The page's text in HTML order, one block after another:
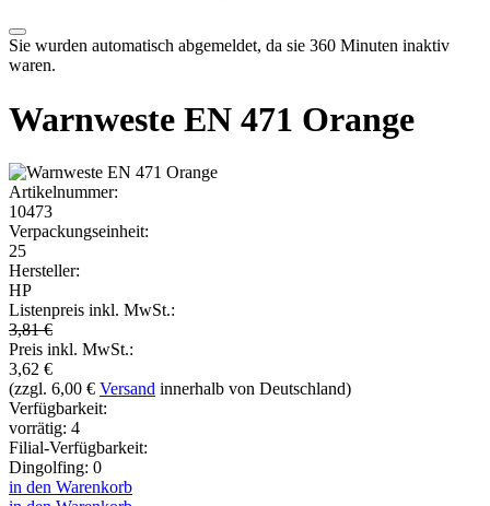
Sie wurden automatisch abgemeldet, da sie 360 Minuten inaktiv
waren.
Warnweste EN 471 Orange
Artikelnummer:
10473
Verpackungseinheit:
25
Hersteller:
HP
Listenpreis inkl. MwSt.:
3,81 €
Preis inkl. MwSt.:
3,62 €
(zzgl. 6,00 € Versand innerhalb von Deutschland)
Verfügbarkeit:
vorrätig: 4
Filial-Verfügbarkeit:
Dingolfing: 0
in den Warenkorb